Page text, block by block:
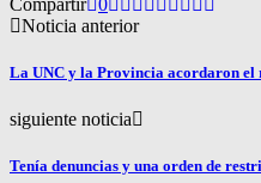
Noticia anterior
La UNC y la Provincia acordaron el
siguiente noticia
Tenía denuncias y una orden de